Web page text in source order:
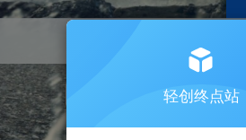
剪辑 引流
轻创终点站